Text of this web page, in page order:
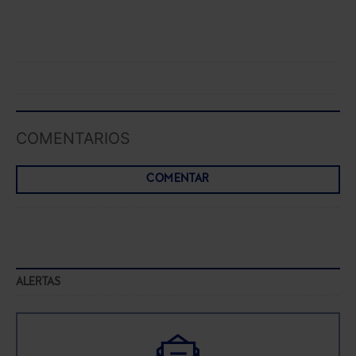
COMENTARIOS
COMENTAR
ALERTAS